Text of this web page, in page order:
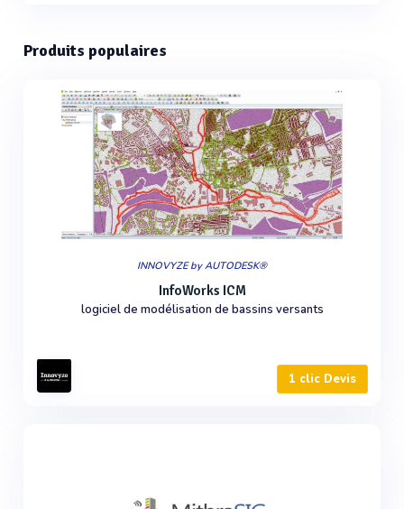
Produits populaires
INNOVYZE by AUTODESK®
InfoWorks ICM
logiciel de modélisation de bassins versants
1 clic Devis